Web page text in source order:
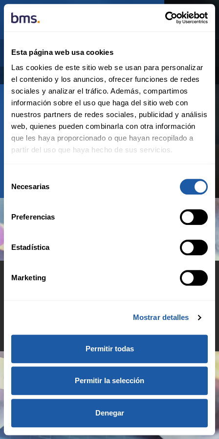
Esta página web usa cookies
Las cookies de este sitio web se usan para personalizar
el contenido y los anuncios, ofrecer funciones de redes
sociales y analizar el tráfico. Además, compartimos
información sobre el uso que haga del sitio web con
nuestros partners de redes sociales, publicidad y análisis
web, quienes pueden combinarla con otra información
que les haya proporcionado o que hayan recopilado a
partir del uso que haya hecho de sus servicios.
consentimiento
Necesarias
Preferencias
Estadística
Marketing
Mostrar detalles
Permitir todas
Permitir la selección
Denegar
SALA DE PRENSA
Categorias Archivo
Mexico
Octubre 2023